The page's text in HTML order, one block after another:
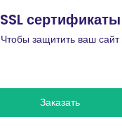
SSL сертификаты
Чтобы защитить ваш сайт
Заказать